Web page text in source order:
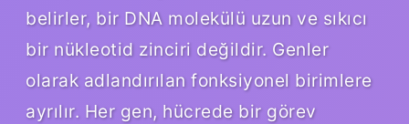
belirler, bir DNA molekülü uzun ve sıkıcı
bir nükleotid zinciri değildir. Genler
olarak adlandırılan fonksiyonel birimlere
ayrılır. Her gen, hücrede bir görev